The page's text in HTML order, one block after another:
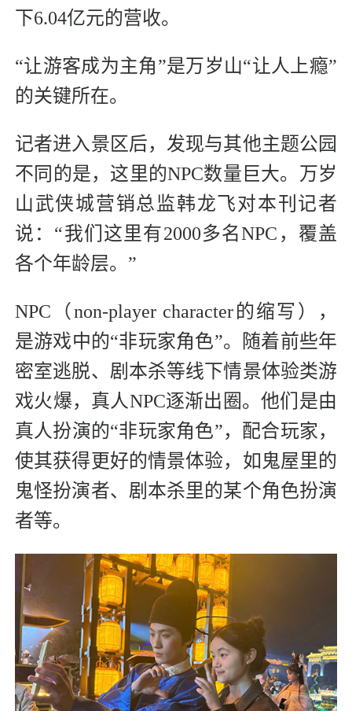
下6.04亿元的营收。
“让游客成为主角”是万岁山“让人上瘾”
的关键所在。
记者进入景区后，发现与其他主题公园
不同的是，这里的NPC数量巨大。万岁
山武侠城营销总监韩龙飞对本刊记者
说：“我们这里有2000多名NPC，覆盖
各个年龄层。”
NPC（non-player character的缩写），
是游戏中的“非玩家角色”。随着前些年
密室逃脱、剧本杀等线下情景体验类游
戏火爆，真人NPC逐渐出圈。他们是由
真人扮演的“非玩家角色”，配合玩家，
使其获得更好的情景体验，如鬼屋里的
鬼怪扮演者、剧本杀里的某个角色扮演
者等。